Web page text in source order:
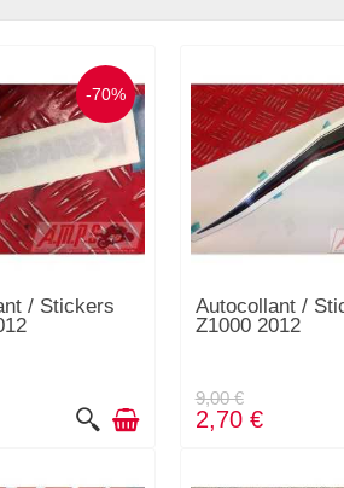
-70%
/ Stickers
Autocollant /
Z1000 2012
9,00 €
2,70 €